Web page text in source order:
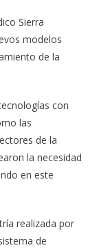
Sierra
modelos
de la
con
las
de la
la necesidad
en este
realizada por
de